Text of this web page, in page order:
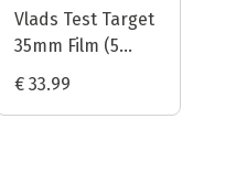
Vlads Test Target
35mm Film (5
Frames)
€ 33.99